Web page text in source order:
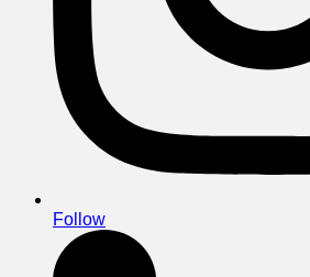
Follow